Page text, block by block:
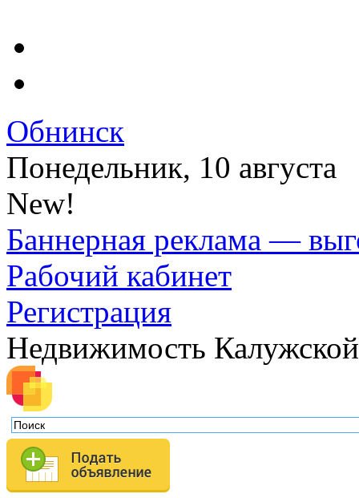
Обнинск
Понедельник, 10 августа
New!
Баннерная реклама —
Рабочий кабинет
Регистрация
Недвижимость